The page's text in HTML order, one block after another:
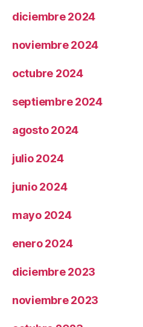
diciembre 2024
noviembre 2024
octubre 2024
septiembre 2024
agosto 2024
julio 2024
junio 2024
mayo 2024
enero 2024
diciembre 2023
noviembre 2023